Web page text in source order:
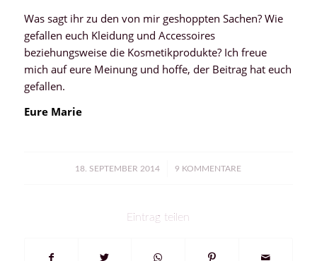
Was sagt ihr zu den von mir geshoppten Sachen? Wie
gefallen euch Kleidung und Accessoires
beziehungsweise die Kosmetikprodukte? Ich freue
mich auf eure Meinung und hoffe, der Beitrag hat euch
gefallen.
Eure Marie
18. SEPTEMBER 2014
/ 9 KOMMENTARE
Eintrag teilen